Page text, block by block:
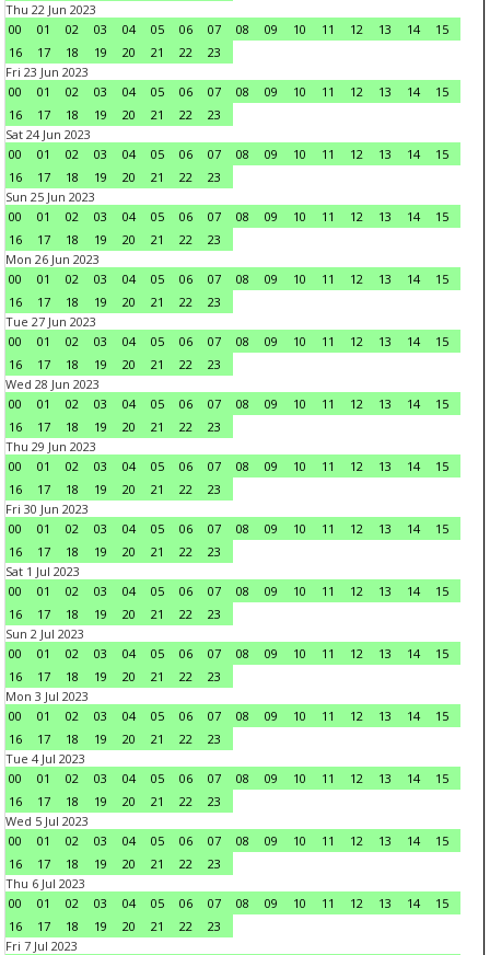
Thu 22 Jun 2023
00
01 02 03 04 05 06 07 08 09 10 11 12 13 14
15
16
17 18 19 20 21 22
23
Fri 23 Jun 2023
00
01 02 03 04 05 06 07 08 09 10 11 12 13 14
15
16
17 18 19 20 21 22
23
Sat 24 Jun 2023
00
01 02 03 04 05 06 07 08 09 10 11 12 13 14
15
16
17 18 19 20 21 22
23
Sun 25 Jun 2023
00
01 02 03 04 05 06 07 08 09 10 11 12 13 14
15
16
17 18 19 20 21 22
23
Mon 26 Jun 2023
00
01 02 03 04 05 06 07 08 09 10 11 12 13 14
15
16
17 18 19 20 21 22
23
Tue 27 Jun 2023
00
01 02 03 04 05 06 07 08 09 10 11 12 13 14
15
16
17 18 19 20 21 22
23
Wed 28 Jun 2023
00
01 02 03 04 05 06 07 08 09 10 11 12 13 14
15
16
17 18 19 20 21 22
23
Thu 29 Jun 2023
00
01 02 03 04 05 06 07 08 09 10 11 12 13 14
15
16
17 18 19 20 21 22
23
Fri 30 Jun 2023
00
01 02 03 04 05 06 07 08 09 10 11 12 13 14
15
16
17 18 19 20 21 22
23
Sat 1 Jul 2023
00
01 02 03 04 05 06 07 08 09 10 11 12 13 14
15
16
17 18 19 20 21 22
23
Sun 2 Jul 2023
00
01 02 03 04 05 06 07 08 09 10 11 12 13 14
15
16
17 18 19 20 21 22
23
Mon 3 Jul 2023
00
01 02 03 04 05 06 07 08 09 10 11 12 13 14
15
16
17 18 19 20 21 22
23
Tue 4 Jul 2023
00
01 02 03 04 05 06 07 08 09 10 11 12 13 14
15
16
17 18 19 20 21 22
23
Wed 5 Jul 2023
00
01 02 03 04 05 06 07 08 09 10 11 12 13 14
15
16
17 18 19 20 21 22
23
Thu 6 Jul 2023
00
01 02 03 04 05 06 07 08 09 10 11 12 13 14
15
16
17 18 19 20 21 22
23
Fri 7 Jul 2023